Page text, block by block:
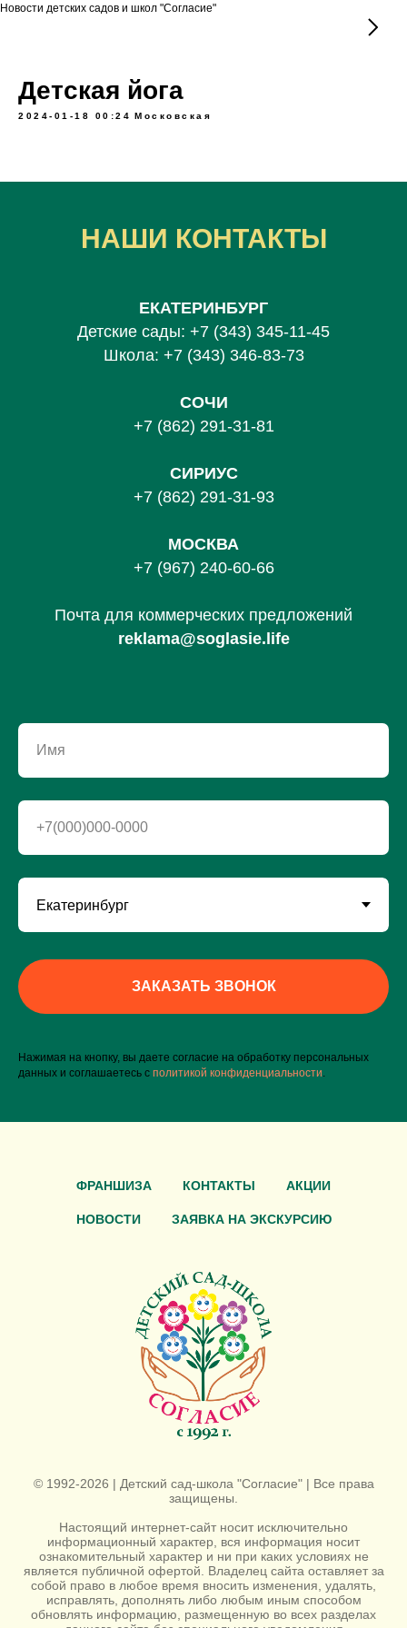
Новости детских садов и школ "Согласие"
Детская йога
2024-01-18 00:24 Московская
НАШИ КОНТАКТЫ
ЕКАТЕРИНБУРГ
Детские сады: +7 (343) 345-11-45
Школа: +7 (343) 346-83-73
СОЧИ
+7 (862) 291-31-81
СИРИУС
+7 (862) 291-31-93
МОСКВА
+7 (967) 240-60-66
Почта для коммерческих предложений
reklama@soglasie.life
Имя
+7(000)000-0000
ЗАКАЗАТЬ ЗВОНОК
Нажимая на кнопку, вы даете согласие на обработку персональных
данных и соглашаетесь c политикой конфиденциальности
ФРАНШИЗА КОНТАКТЫ АКЦИИ
НОВОСТИ ЗАЯВКА НА ЭКСКУРСИЮ
© 1992-2026 | Детский сад-школа "Согласие" | Все права
защищены.
Настоящий интернет-сайт носит исключительно
информационный характер, вся информация носит
ознакомительный характер и ни при каких условиях не
является публичной офертой. Владелец сайта оставляет за
собой право в любое время вносить изменения, удалять,
исправлять, дополнять либо любым иным способом
обновлять информацию, размещенную во всех разделах